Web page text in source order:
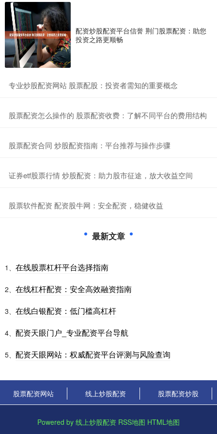
配资炒股配资平台信誉 荆门股票配资：助您
投资之路更顺畅
​专业炒股配资网站 股票配股：投资者需知的重要概念
​股票配资怎么操作的 股票配资收费：了解不同平台的费用结构
​股票配资合同 炒股配资指南：平台推荐与操作步骤
​证券etf股票行情 炒股配资：助力股市征途，放大收益空间
​股票软件配资 配资股牛网：安全配资，稳健收益
最新文章
1、 在线股票杠杆平台选择指南
2、 在线杠杆配资：安全高效融资指南
3、 在线白银配资：低门槛高杠杆
4、 配资天眼门户_专业配资平台导航
5、 配资天眼网站：权威配资平台评测与风险查询
股票配资网站 线上炒股配资 股票配资炒股
Powered by 线上炒股配资 RSS地图 HTML地图